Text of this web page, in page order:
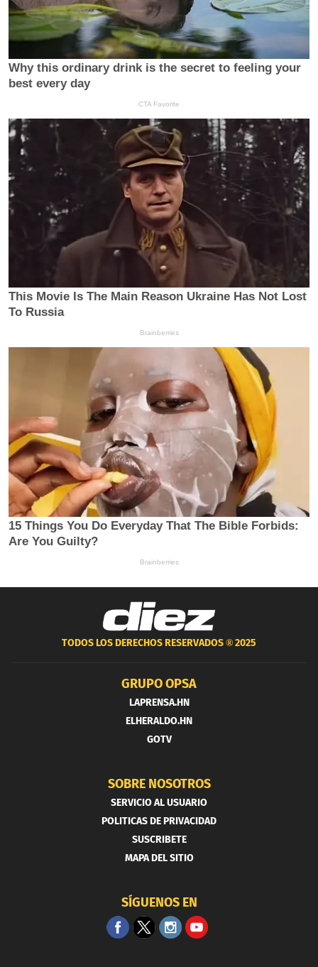
TODOS LOS DERECHOS RESERVADOS ®2025
GRUPO OPSA
LAPRENSA.HN
ELHERALDO.HN
GOTV
SOBRE NOSOTROS
SERVICIO AL USUARIO
POLITICAS DE PRIVACIDAD
SUSCRIBETE
MAPA DEL SITIO
SÍGUENOS EN